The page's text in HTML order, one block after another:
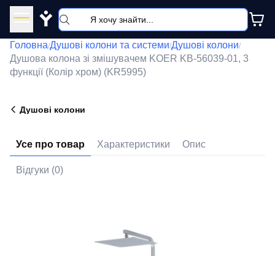
Y
Головна/Душові колони та системи/Душові колони/
Душова колона зі змішувачем KOER KB-56039-01, 3
функції (Колір хром) (KR5995)
Душові колони
Усе про товар Характеристики Опис
Відгуки (0)